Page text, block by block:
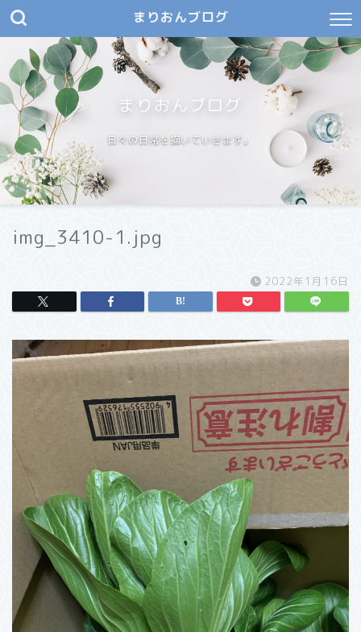
まりおんブログ
まりおんブログ
日々の日常を描いていきます。
img_3410-1.jpg
2022年1月16日